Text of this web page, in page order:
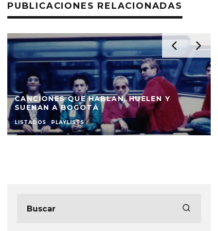
PUBLICACIONES RELACIONADAS
CANCIONES QUE HABLAN, HUELEN Y
SUENAN A BOGOTÁ
LISTADOS PLAYLISTS